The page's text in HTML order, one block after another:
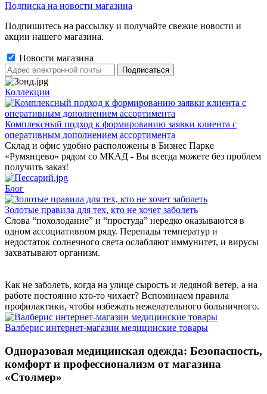
Подписка на новости магазина
Подпишитесь на рассылку и получайте свежие новости и
акции нашего магазина.
Новости магазина
Коллекции
Комплексный подход к формированию заявки клиента с
оперативным дополнением ассортимента
Склад и офис удобно расположены в Бизнес Парке
«Румянцево» рядом со МКАД - Вы всегда можете без проблем
получить заказ!
Блог
Золотые правила для тех, кто не хочет заболеть
Слова “похолодание” и “простуда” нередко оказываются в
одном ассоциативном ряду. Перепады температур и
недостаток солнечного света ослабляют иммунитет, и вирусы
захватывают организм.
Как не заболеть, когда на улице сырость и ледяной ветер, а на
работе постоянно кто-то чихает? Вспоминаем правила
профилактики, чтобы избежать нежелательного больничного.
Валберис интернет-магазин медицинские товары
Одноразовая медицинская одежда: Безопасность,
комфорт и профессионализм от магазина
«Столмер»